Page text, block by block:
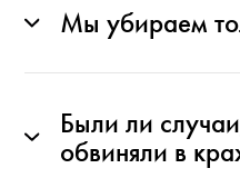
Мы убираем
Были ли
обвиняли в